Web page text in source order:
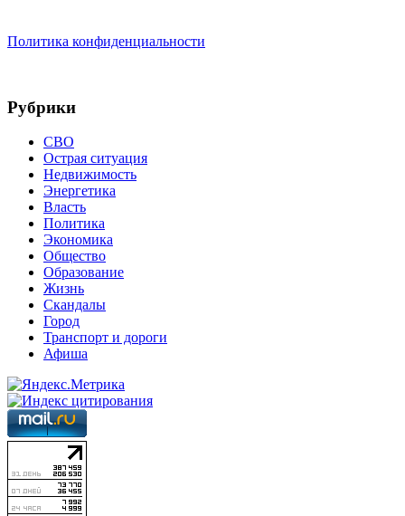
Политика конфиденциальности
Рубрики
СВО
Острая ситуация
Недвижимость
Энергетика
Власть
Политика
Экономика
Общество
Образование
Жизнь
Скандалы
Город
Транспорт и дороги
Афиша